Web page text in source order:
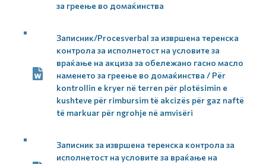
за греење во домаќинства
Записник/Procesverbal за извршена теренска
контрола за исполнетост на условите за
враќање на акциза за обележано гасно масло
наменето за греење во домаќинства / Për
kontrollin e kryer në terren për plotësimin e
kushteve për rimbursim të akcizës për gaz naftë
të markuar për ngrohje në amvisëri
Записник за извршена теренска контрола за
исполнетост на условите за враќање на